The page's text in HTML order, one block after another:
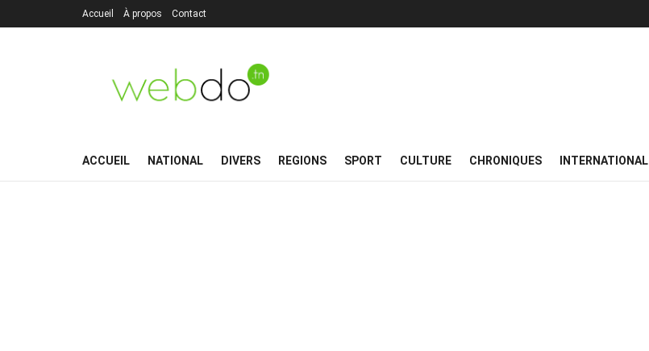
Accueil À propos Contact
ACCUEIL NATIONAL DIVERS REGIONS SPORT CULTURE CHRONIQUES INTERNATIONAL